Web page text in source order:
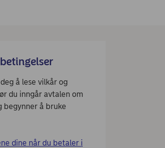
å lese vilkår og
du inngår avtalen om
begynner å bruke
dine når du betaler i